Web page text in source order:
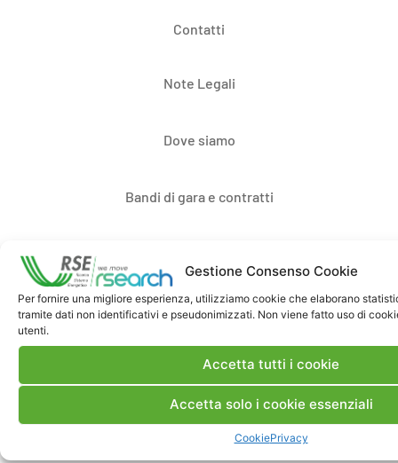
Gestione Consenso Cookie
Per fornire una migliore esperienza, utilizziamo cookie che elaborano
tramite dati non identificativi e pseudonimizzati. Non viene fatto uso di
utenti.
Accetta tutti i cookie
Accetta solo i cookie essenziali
CookiePrivacy
Contatti
Note Legali
Dove siamo
Bandi di gara e contratti
Certificazioni
Privacy
Cookie